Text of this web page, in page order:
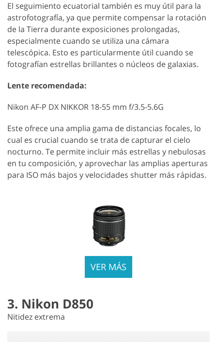
El seguimiento ecuatorial también es muy útil para la
astrofotografía, ya que permite compensar la rotación
de la Tierra durante exposiciones prolongadas,
especialmente cuando se utiliza una cámara
telescópica. Esto es particularmente útil cuando se
fotografían estrellas brillantes o núcleos de galaxias.
Lente recomendada:
Nikon AF-P DX NIKKOR 18-55 mm f/3.5-5.6G
Este ofrece una amplia gama de distancias focales, lo
cual es crucial cuando se trata de capturar el cielo
nocturno. Te permite incluir más estrellas y nebulosas
en tu composición, y aprovechar las amplias aperturas
para ISO más bajos y velocidades shutter más rápidas.
VER MÁS
3. Nikon D850
Nitidez extrema